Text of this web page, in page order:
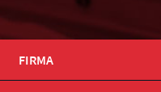
FIRMA